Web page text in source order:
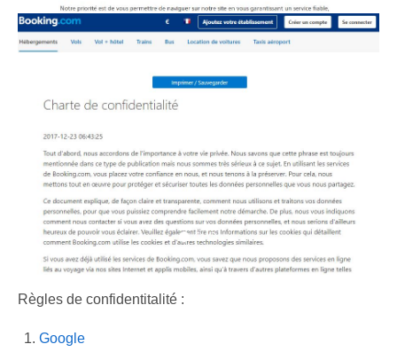
Règles de confidentitalité :
Google